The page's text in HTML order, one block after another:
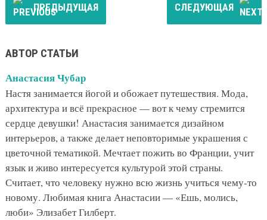
ПРЕДЫДУЩАЯ СЛЕДУЮЩАЯ
АВТОР СТАТЬИ
Анастасия Чубар
Настя занимается йогой и обожает путешествия. Мода,
архитектура и всё прекрасное — вот к чему стремится
сердце девушки! Анастасия занимается дизайном
интерьеров, а также делает неповторимые украшения с
цветочной тематикой. Мечтает пожить во Франции, учит
язык и живо интересуется культурой этой страны.
Считает, что человеку нужно всю жизнь учиться чему-то
новому. Любимая книга Анастасии — «Ешь, молись,
люби» Элизабет Гилберт.